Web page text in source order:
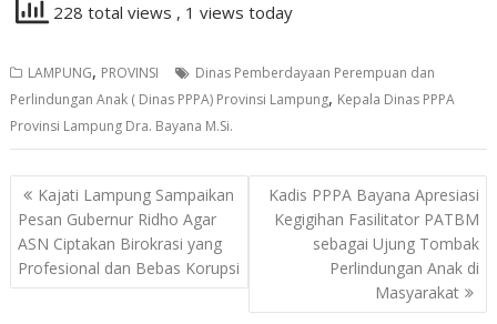
228 total views , 1 views today
LAMPUNG, PROVINSI
Dinas Pemberdayaan Perempuan dan
Perlindungan Anak ( Dinas PPPA) Provinsi Lampung, Kepala Dinas PPPA
Provinsi Lampung Dra. Bayana M.Si.
Navigasi
pos
Kajati Lampung Sampaikan
Pesan Gubernur Ridho Agar
ASN Ciptakan Birokrasi yang
Profesional dan Bebas Korupsi
Kadis PPPA Bayana Apresiasi
Kegigihan Fasilitator PATBM
sebagai Ujung Tombak
Perlindungan Anak di
Masyarakat